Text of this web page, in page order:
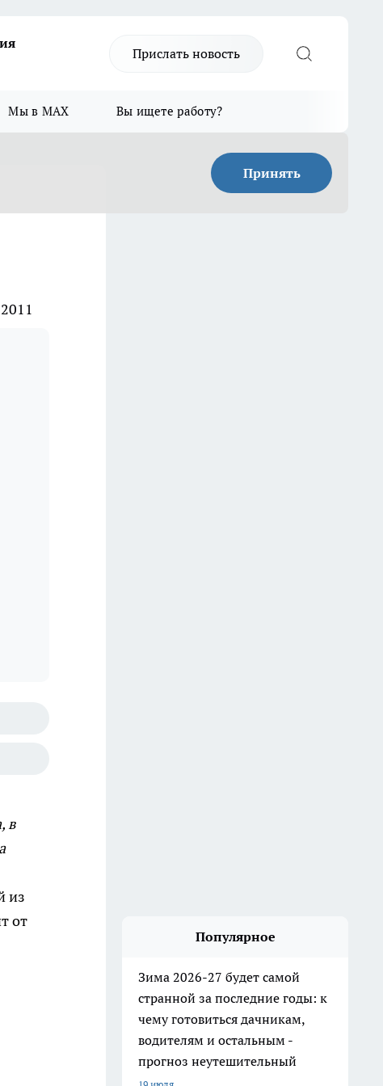
Прислать новость
Мы в MAX Вы ищете работу?
Принять
в
из
от
Популярное
Зима 2026-27 будет самой
странной за последние годы: к
чему готовиться дачникам,
водителям и остальным -
прогноз неутешительный